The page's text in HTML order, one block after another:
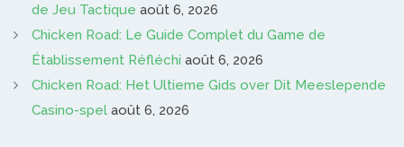
de Jeu Tactique août 6, 2026
Chicken Road: Le Guide Complet du Game de
Établissement Réfléchi août 6, 2026
Chicken Road: Het Ultieme Gids over Dit Meeslepende
Casino-spel août 6, 2026